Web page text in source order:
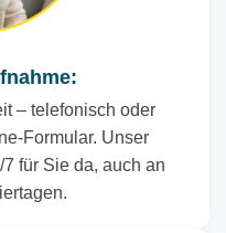
– telefonisch oder
Formular. Unser
für Sie da, auch an